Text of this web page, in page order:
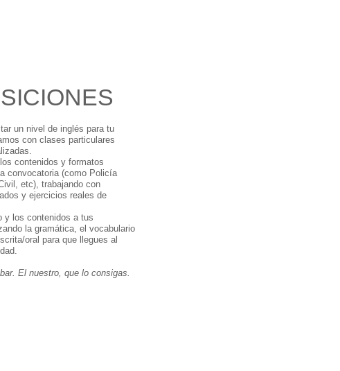
un nivel de inglés para tu
con clases particulares
contenidos y formatos
convocatoria (como Policía
etc), trabajando con
y ejercicios reales de
y los contenidos a tus
la gramática, el vocabulario
oral para que llegues al
El nuestro, que lo consigas.